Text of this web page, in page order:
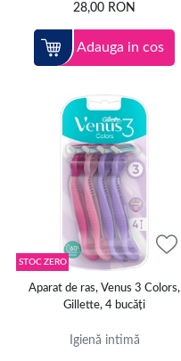
28,00 RON
Adauga in cos
STOC ZERO
Aparat de ras, Venus 3 Colors,
Gillette, 4 bucăți
Igienă intimă